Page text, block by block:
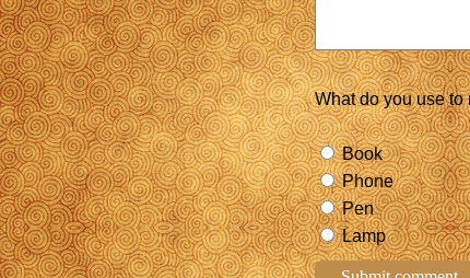
What do you use
Book
Phone
Pen
Lamp